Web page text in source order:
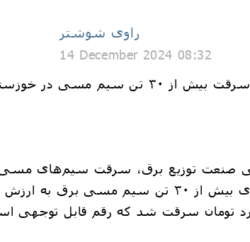
راوی شوشتر
14 December 2024 08:32
سرقت بیش از ۳۰ تن سیم مسی در خوزستان